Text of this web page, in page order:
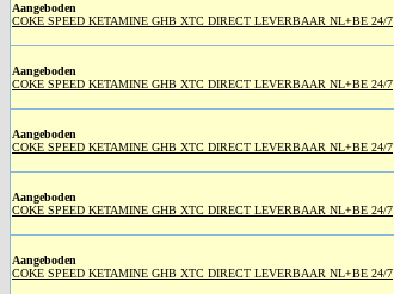
Aangeboden
COKE SPEED KETAMINE GHB XTC DIRECT LEVERBAAR NL+BE 24/7
Aangeboden
COKE SPEED KETAMINE GHB XTC DIRECT LEVERBAAR NL+BE 24/7
Aangeboden
COKE SPEED KETAMINE GHB XTC DIRECT LEVERBAAR NL+BE 24/7
Aangeboden
COKE SPEED KETAMINE GHB XTC DIRECT LEVERBAAR NL+BE 24/7
Aangeboden
COKE SPEED KETAMINE GHB XTC DIRECT LEVERBAAR NL+BE 24/7